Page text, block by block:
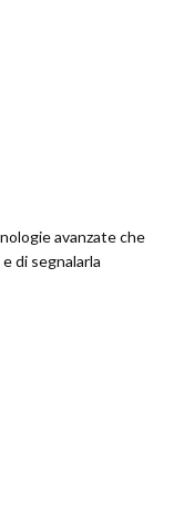
avanzate che
di segnalarla